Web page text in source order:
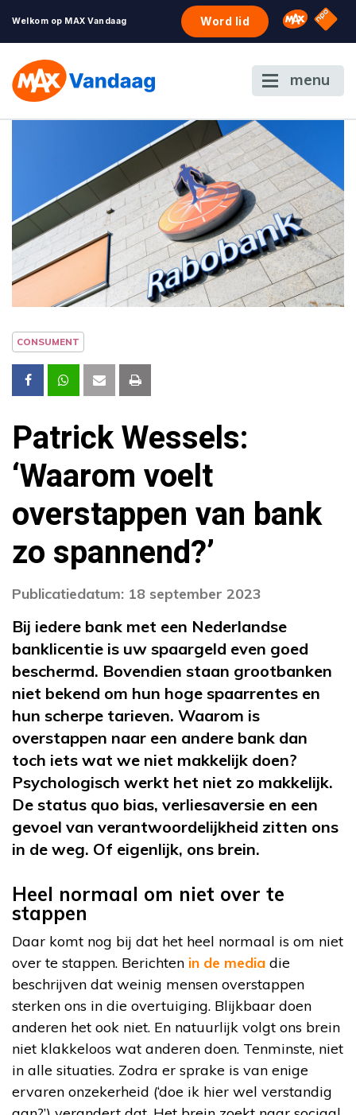
Welkom op MAX Vandaag Word lid Omroep
NPO
menu
CONSUMENT
Patrick Wessels:
‘Waarom voelt
overstappen van bank
zo spannend?’
Publicatiedatum: 18 september 2023
Bij iedere bank met een Nederlandse
banklicentie is uw spaargeld even goed
beschermd. Bovendien staan grootbanken
niet bekend om hun hoge spaarrentes en
hun scherpe tarieven. Waarom is
overstappen naar een andere bank dan
toch iets wat we niet makkelijk doen?
Psychologisch werkt het niet zo makkelijk.
De status quo bias, verliesaversie en een
gevoel van verantwoordelijkheid zitten ons
in de weg. Of eigenlijk, ons brein.
Heel normaal om niet over te
stappen
Daar komt nog bij dat het heel normaal is om niet
over te stappen. Berichten in de media die
beschrijven dat weinig mensen overstappen
sterken ons in die overtuiging. Blijkbaar doen
anderen het ook niet. En natuurlijk volgt ons brein
niet klakkeloos wat anderen doen. Tenminste, niet
in alle situaties. Zodra er sprake is van enige
ervaren onzekerheid (‘doe ik hier wel verstandig